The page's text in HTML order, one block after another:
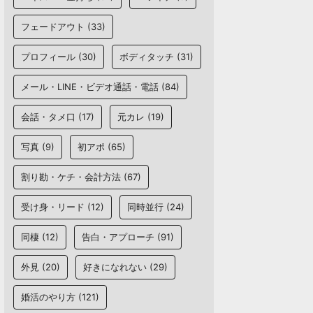
フェードアウト (33)
プロフィール (30) ボディタッチ (31)
メール・LINE・ビデオ通話・電話 (84)
会話・タメ口 (17) 元カレ (19)
写真 (9) 初アポ (65)
割り勘・ケチ・会計方法 (67)
受け身・リード (12) 同時並行 (24)
同棲 (12) 告白・アプローチ (91)
外見 (20) 好きになれない (29)
婚活のやり方 (121)